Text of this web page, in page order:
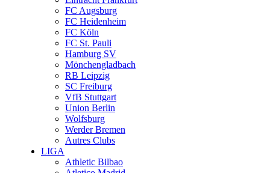
FC Augsburg
FC Heidenheim
FC Köln
FC St. Pauli
Hamburg SV
Mönchengladbach
RB Leipzig
SC Freiburg
VfB Stuttgart
Union Berlin
Wolfsburg
Werder Bremen
Autres Clubs
LIGA
Athletic Bilbao